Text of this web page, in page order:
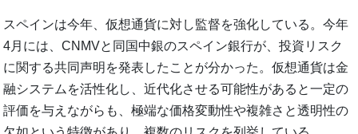
スペインは今年、仮想通貨に対し監督を強化している。今年
4月には、CNMVと同国中銀のスペイン銀行が、投資リスク
に関する共同声明を発表したことが分かった。仮想通貨は金
融システムを活性化し、近代化させる可能性があると一定の
評価を与えながらも、極端な価格変動性や複雑さと透明性の